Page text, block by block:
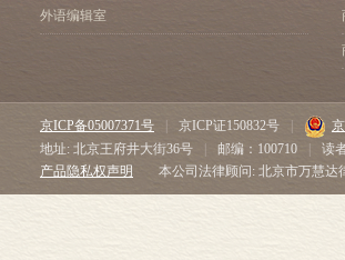
外语编辑室
京ICP备05007371号 京ICP证150832号
地址: 北京王府井大街36号
邮编：100710
读
产品隐私权声明
本公司法律顾问: 北京市万慧达